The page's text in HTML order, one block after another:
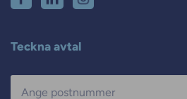
Teckna avtal